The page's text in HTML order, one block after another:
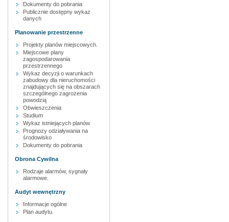
Dokumenty do pobrania
Publicznie dostępny wykaz
danych
Planowanie przestrzenne
Projekty planów miejscowych.
Miejscowe plany
zagospodarowania
przestrzennego
Wykaz decyzji o warunkach
zabudowy dla nieruchomości
znajdujących się na obszarach
szczególnego zagrożenia
powodzią
Obwieszczenia
Studium
Wykaz istniejących planów
Prognozy odziaływania na
środowisko
Dokumenty do pobrania
Obrona Cywilna
Rodzaje alarmów, sygnały
alarmowe.
Audyt wewnętrzny
Informacje ogólne
Plan audytu.